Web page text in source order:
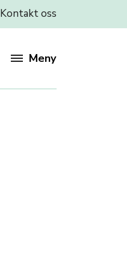
Kontakt oss
Meny